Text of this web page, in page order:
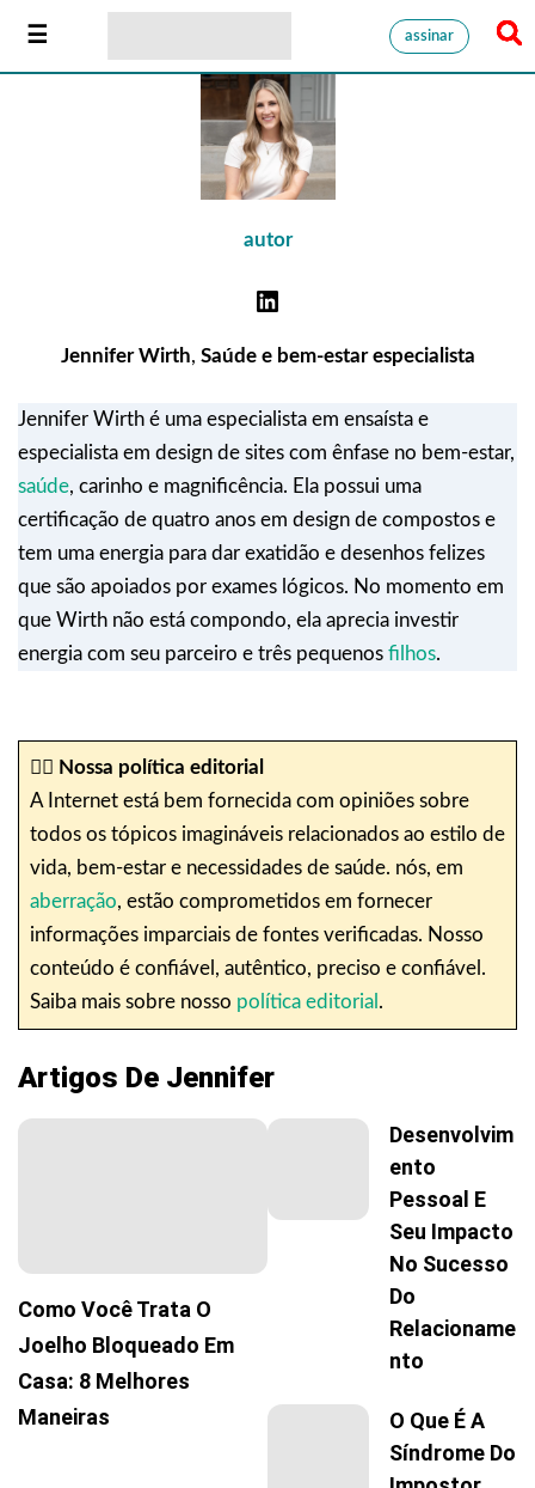
assinar
autor
Jennifer Wirth, Saúde e bem-estar especialista
Jennifer Wirth é uma especialista em ensaísta e
especialista em design de sites com ênfase no bem-estar,
saúde, carinho e magnificência. Ela possui uma
certificação de quatro anos em design de compostos e
tem uma energia para dar exatidão e desenhos felizes
que são apoiados por exames lógicos. No momento em
que Wirth não está compondo, ela aprecia investir
energia com seu parceiro e três pequenos filhos.
✍🏼 Nossa política editorial
A Internet está bem fornecida com opiniões sobre
todos os tópicos imagináveis relacionados ao estilo de
vida, bem-estar e necessidades de saúde. nós, em
aberração, estão comprometidos em fornecer
informações imparciais de fontes verificadas. Nosso
conteúdo é confiável, autêntico, preciso e confiável.
Saiba mais sobre nosso política editorial .
Artigos De Jennifer
Como Você Trata O
Joelho Bloqueado Em
Casa: 8 Melhores
Maneiras
Desenvolvim
Ento
Pessoal E
Seu Impacto
No Sucesso
Do
Relacioname
Nto
O Que É A
Síndrome Do